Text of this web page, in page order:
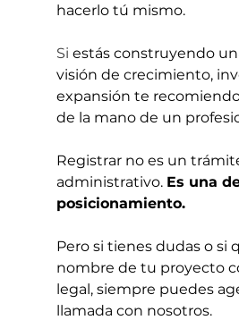
hacerlo tú mismo.
Si estás construyendo
visión de crecimiento,
expansión te
de la mano de un
Registrar no es un
administrativo. Es una
posicionamiento.
Pero si tienes dudas o si
nombre de tu proyecto
legal, siempre puedes
llamada con nosotros.